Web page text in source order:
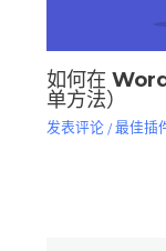
如何在
单方法）
发表评论 /最佳插